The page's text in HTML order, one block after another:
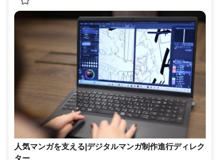
人気マンガを支える|デジタルマンガ制作進行ディレク
ター